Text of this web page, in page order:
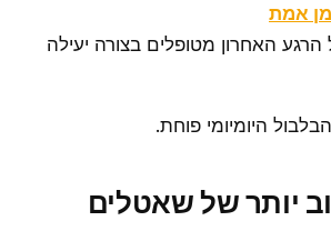
אמת
הרגע האחרון מטופלים בצורה יעילה
היומיומי פוחת.
יותר של שאטלים